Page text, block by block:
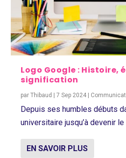
Logo Google : Histoire,
signification
parThibaud |7 Sep 2024 |
Depuis ses humbles débuts
universitaire jusqu’à devenir
EN SAVOIR PLUS